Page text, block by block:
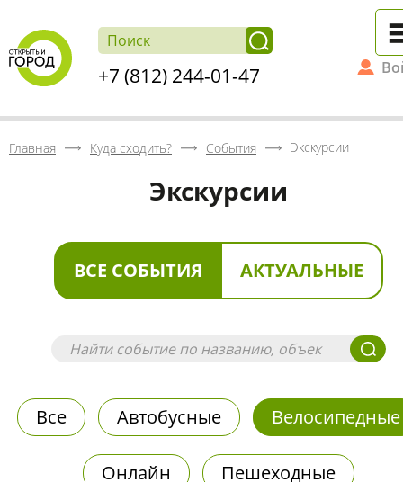
+7 (812) 244-01-47
Главная Куда сходить? События Экскурсии
Экскурсии
ВСЕ СОБЫТИЯ АКТУАЛЬНЫЕ
Все Автобусные Велосипедные
Онлайн Пешеходные